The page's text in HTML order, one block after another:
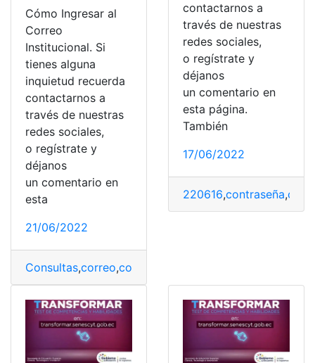
Cómo Ingresar al
Correo
Institucional. Si
tienes alguna
inquietud recuerda
contactarnos a
través de nuestras
redes sociales,
o regístrate y
déjanos
un comentario en
esta
21/06/2022
Consultas,correo,correos
contactarnos a
través de nuestras
redes sociales,
o regístrate y
déjanos
un comentario en
esta página.
También
17/06/2022
220616,contraseña,